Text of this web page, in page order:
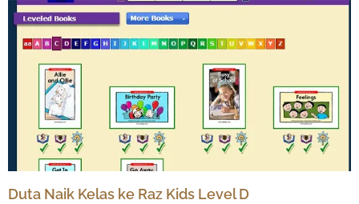
Duta Naik Kelas ke Raz Kids Level D